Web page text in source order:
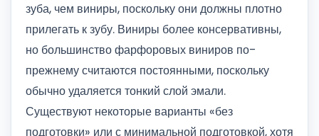
зуба, чем виниры, поскольку они должны плотно
прилегать к зубу. Виниры более консервативны,
но большинство фарфоровых виниров по-
прежнему считаются постоянными, поскольку
обычно удаляется тонкий слой эмали.
Существуют некоторые варианты «без
подготовки» или с минимальной подготовкой, хотя